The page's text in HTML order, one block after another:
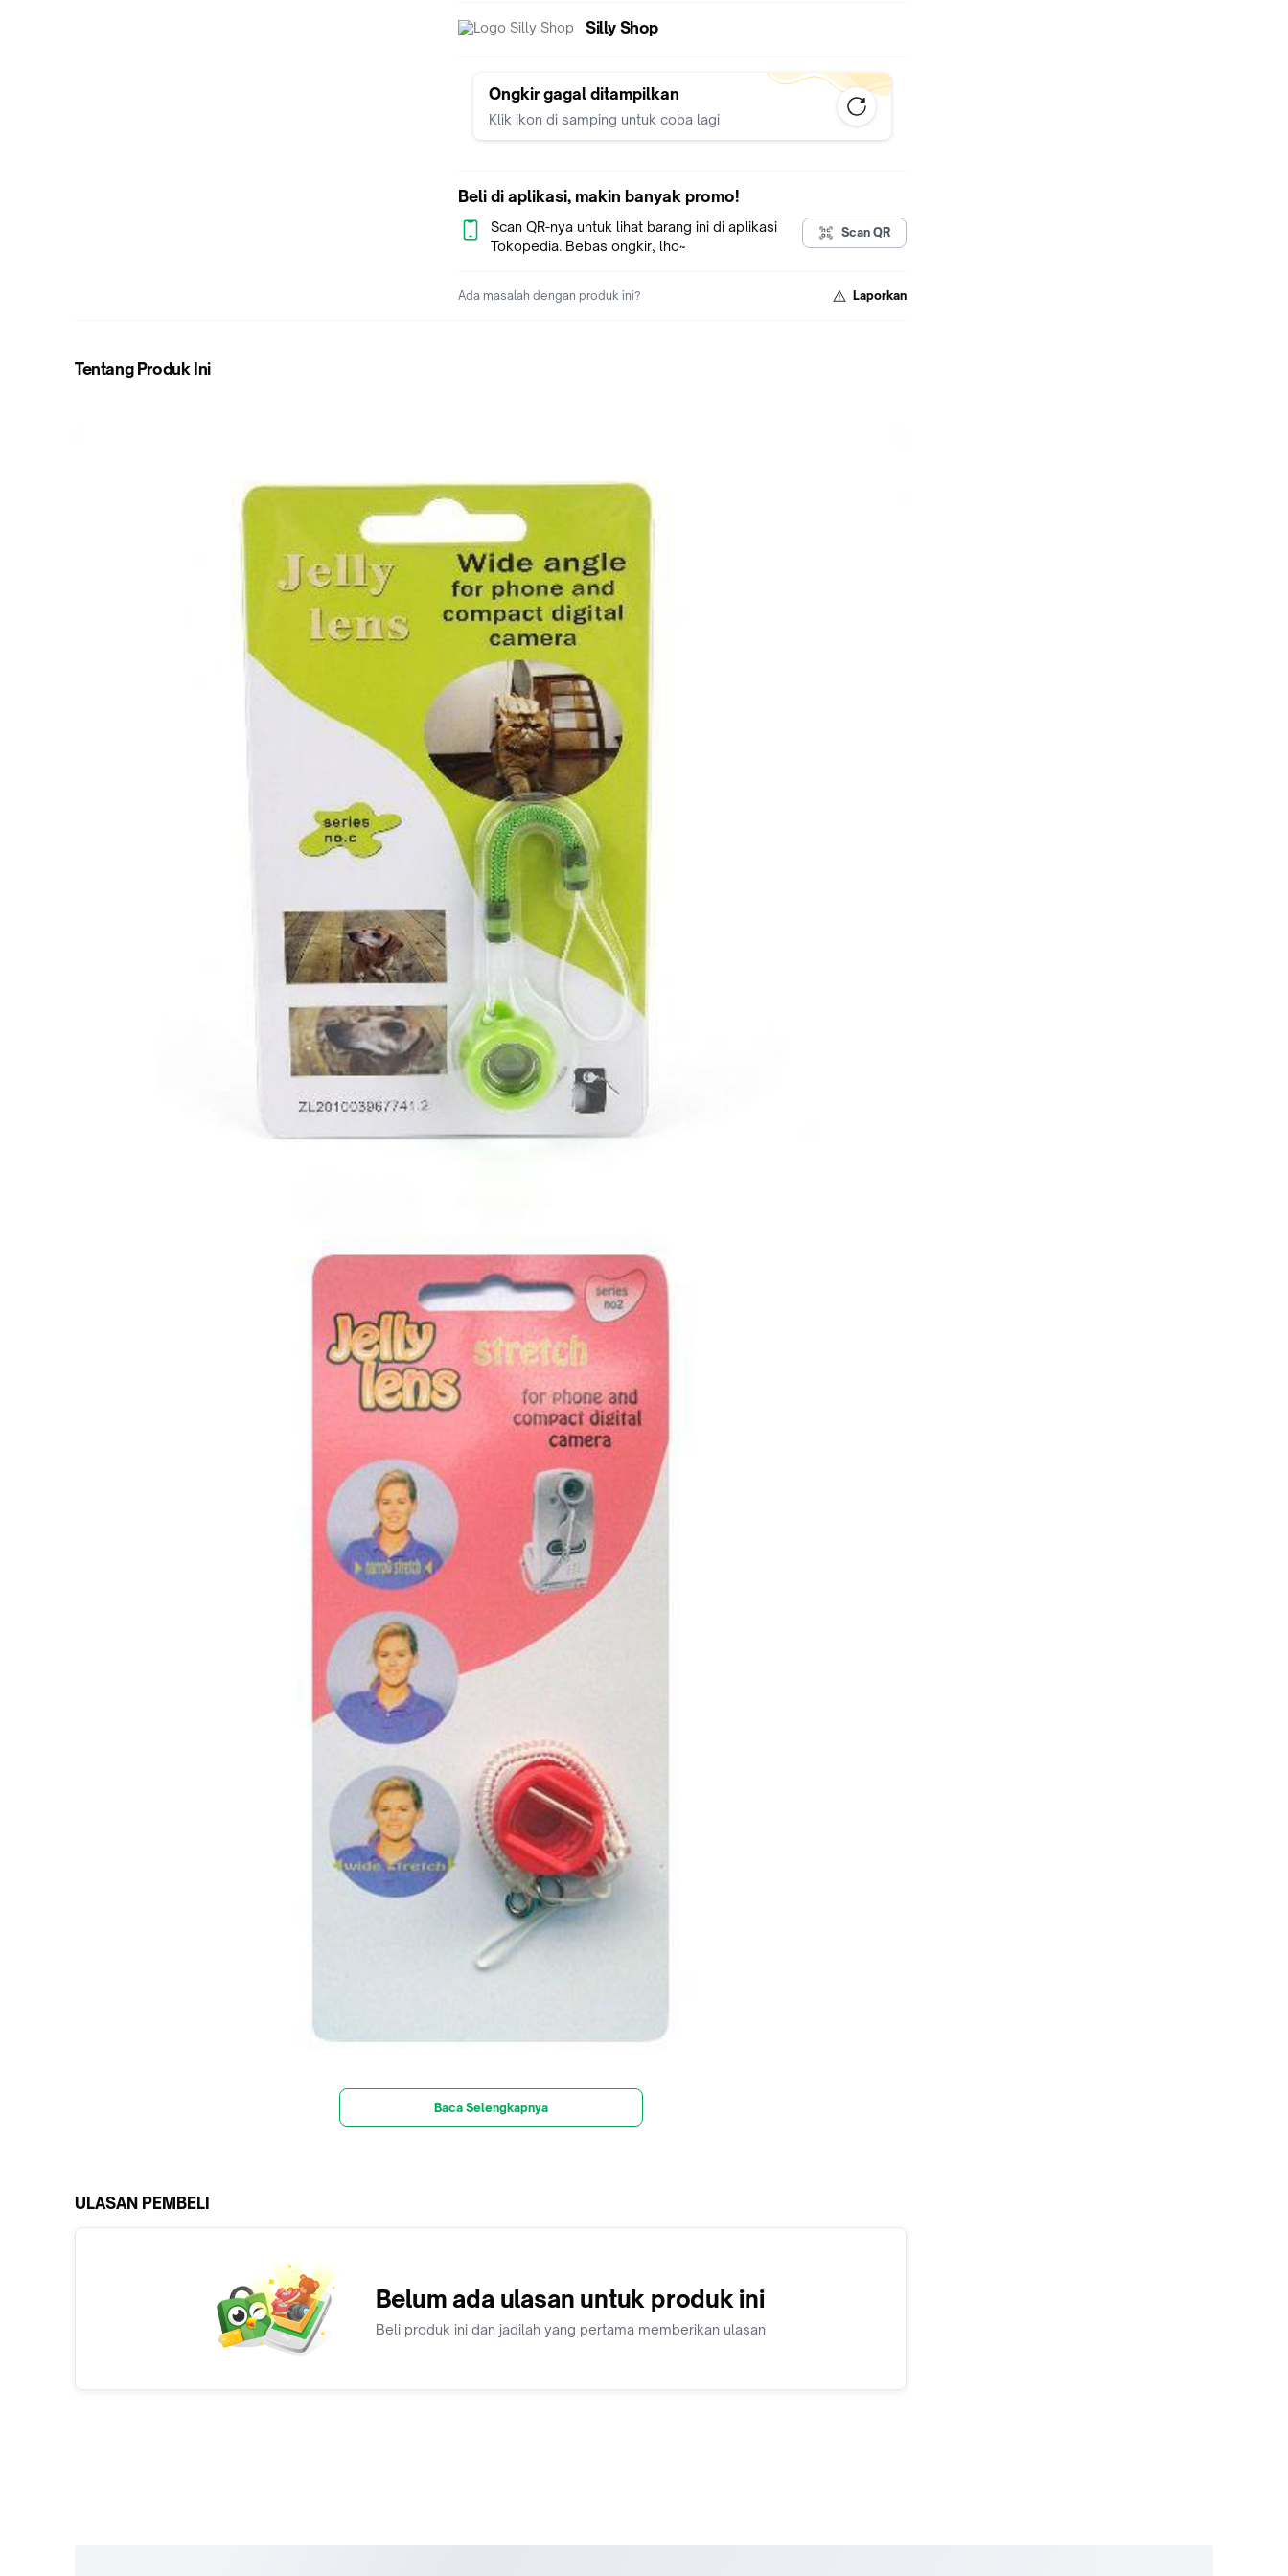
✅ Lensa berfungsi normal
✅ Efek kamera masih berfungsi sebagaimana mestinya
⚠️ Terdapat debu karena penyimpanan lama
⚠️ Sebagian besar tali plastik sudah rapuh/hancur karena usia
penyimpanan
💰 Harga Normal: Rp15.000/pcs
🔥 CUCI GUDANG DISKON 70%
🛒 Minimal pembelian 3 pcs
🔴 Stretch (Merah)
Efek: Objek terlihat lebih gendut atau lebih kurus secara unik.
🔵 Six (6) Image Mirage (Biru Pucat)
Efek: Objek terlihat menjadi 6 gambar bertumpuk.
🩷 Three (3) Image Mirage (Pink)
Efek: Objek terlihat menjadi 3 gambar bertumpuk.
💚❤️ Heart Frame / Blue Filter (Hijau & Merah – Sepasang)
Efek:
• Bingkai hati pada objek foto
• Filter warna biru artistik
🔵🟠 Star / Antique Filter (Biru Tua & Oranye – Sepasang)
Efek:
• Bingkai bintang pada foto
• Efek warna sepia / vintage
🟣 Polorized (Ungu Muda)
• Mengurangi pantulan cahaya
• Membantu objek terlihat lebih jelas
🟠 Macro Close Up (Oranye)
Efek:
• Memperbesar objek kecil untuk foto jarak dekat
🔵 Vignette (Biru Muda)
Efek:
• Efek blur pada sisi foto
• Memberikan kesan artistik dan dramatis
=========================
CATATAN
✔ Cocok untuk kolektor aksesoris kamera HP jadul
✔ Cocok untuk eksperimen fotografi kreatif
✔ Barang stok lama, mohon maklum jika terdapat bekas
penyimpanan
✔ Membeli = setuju dengan kondisi barang yang dijelaskan
Terima kasih dan selamat berbelanja 😊
Silly Shop
Ongkir gagal ditampilkan
Klik ikon di samping untuk coba lagi
Beli di aplikasi, makin banyak promo!
Scan QR-nya untuk lihat barang ini di aplikasi
Tokopedia. Bebas ongkir, lho~
Scan QR
Ada masalah dengan produk ini? Laporkan
Tentang Produk Ini
Baca Selengkapnya
ULASAN PEMBELI
Belum ada ulasan untuk produk ini
Beli produk ini dan jadilah yang pertama memberikan ulasan